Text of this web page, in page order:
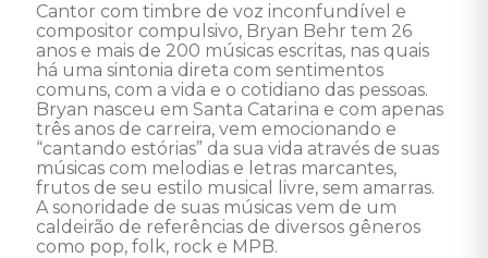
Cantor com timbre de voz inconfundível e
compositor compulsivo, Bryan Behr tem 26
anos e mais de 200 músicas escritas, nas quais
há uma sintonia direta com sentimentos
comuns, com a vida e o cotidiano das pessoas.
Bryan nasceu em Santa Catarina e com apenas
três anos de carreira, vem emocionando e
“cantando estórias” da sua vida através de suas
músicas com melodias e letras marcantes,
frutos de seu estilo musical livre, sem amarras.
A sonoridade de suas músicas vem de um
caldeirão de referências de diversos gêneros
como pop, folk, rock e MPB.